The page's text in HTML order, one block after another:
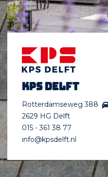
KPS Delft
Rotterdamseweg 388
2629 HG Delft
015 - 361 38 77
info@kpsdelft.nl